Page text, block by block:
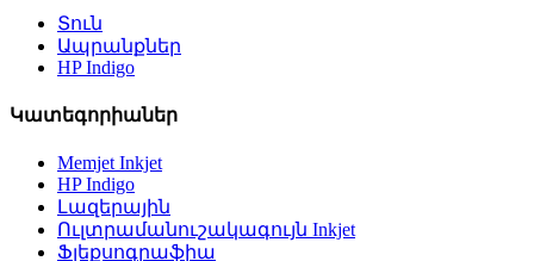
Տուն
Ապրանքներ
HP Indigo
Կատեգորիաներ
Memjet Inkjet
HP Indigo
Լազերային
Ուլտրամանուշակագույն Inkjet
Ֆլեքսոգրաֆիա